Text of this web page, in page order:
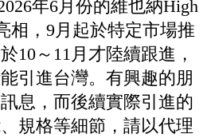
年6月份的維也納High
相，9月起於特定市場推
10～11月才陸續跟進，
引進台灣。有興趣的朋
息，而後續實際引進的
規格等細節，請以代理